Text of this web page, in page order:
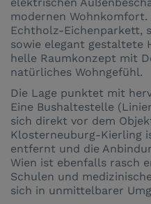
modernen Wohnkomfort.
Echtholz-Eichenparkett,
sowie elegant gestaltete
helle Raumkonzept mit
natürliches Wohngefühl.
Die Lage punktet mit
Eine Bushaltestelle
sich direkt vor dem
Klosterneuburg-Kierling
entfernt und die
Wien ist ebenfalls rasch
Schulen und
sich in unmittelbarer